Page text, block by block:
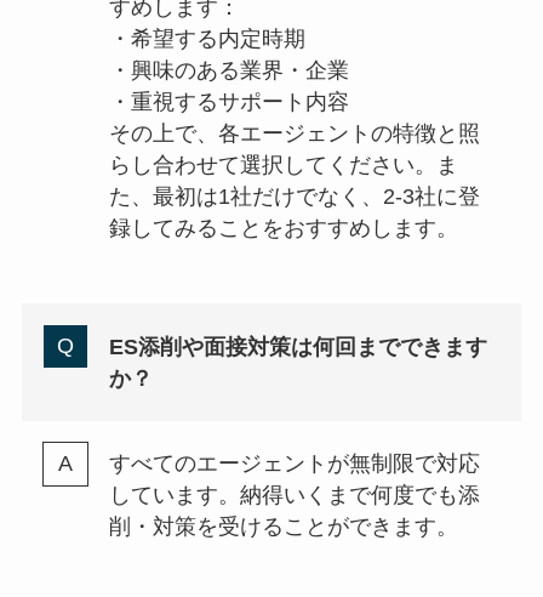
すめします：
・希望する内定時期
・興味のある業界・企業
・重視するサポート内容
その上で、各エージェントの特徴と照
らし合わせて選択してください。ま
た、最初は1社だけでなく、2-3社に登
録してみることをおすすめします。
ES添削や面接対策は何回までできます
か？
すべてのエージェントが無制限で対応
しています。納得いくまで何度でも添
削・対策を受けることができます。